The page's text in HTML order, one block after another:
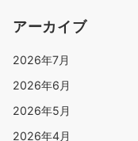
アーカイブ
2026年7月
2026年6月
2026年5月
2026年4月